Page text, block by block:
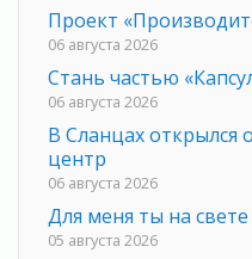
Проект
06 августа 2026
Стань частью
06 августа 2026
В Сланцах
центр
06 августа 2026
Для меня ты на
05 августа 2026